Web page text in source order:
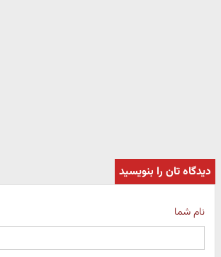
دیدگاه تان را بنویسید
نام شما